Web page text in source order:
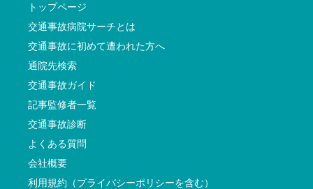
トップページ
交通事故病院サーチとは
交通事故に初めて遭われた方へ
通院先検索
交通事故ガイド
記事監修者一覧
交通事故診断
よくある質問
会社概要
利用規約（プライバシーポリシーを含む）